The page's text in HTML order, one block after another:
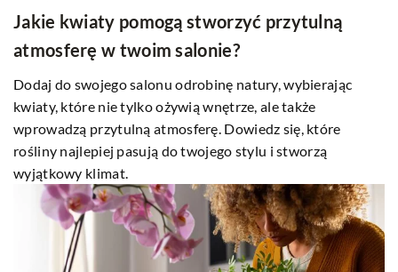
Jakie kwiaty pomogą stworzyć przytulną
atmosferę w twoim salonie?
Dodaj do swojego salonu odrobinę natury, wybierając
kwiaty, które nie tylko ożywią wnętrze, ale także
wprowadzą przytulną atmosferę. Dowiedz się, które
rośliny najlepiej pasują do twojego stylu i stworzą
wyjątkowy klimat.